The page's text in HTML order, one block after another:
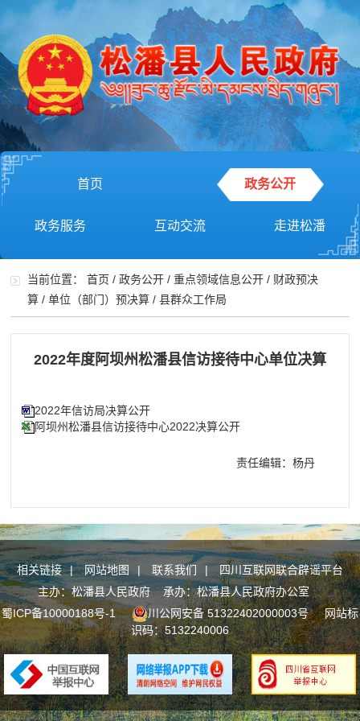
首页 政务公开
政务服务 互动交流 走进松潘
当前位置：首页 /政务公开 /重点领域信息公开 / 财政预决
算 /单位（部门）预决算 /县群众工作局
2022年度阿坝州松潘县信访接待中心单位决算
2022年信访局决算公开
阿坝州松潘县信访接待中心2022决算公开
责任编辑：杨丹
相关链接 | 网站地图 | 联系我们 |
四川互联网联合辟谣平台
主办：松潘县人民政府 承办：松潘县人民政府办公室
蜀ICP备10000188号-1
川公网安备 51322402000003号网站标
识码：5132240006